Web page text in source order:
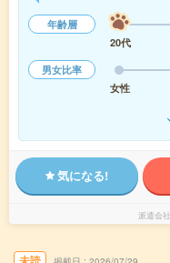
年齢層
20代
男女比率
女性
気になる!
派遣会社